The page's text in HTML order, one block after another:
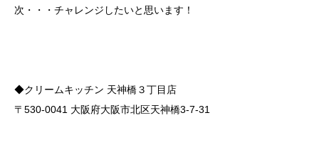
次・・・チャレンジしたいと思います！
◆クリームキッチン 天神橋３丁目店
〒530-0041 大阪府大阪市北区天神橋3-7-31